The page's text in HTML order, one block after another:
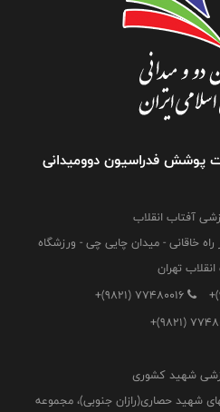
فدراسیون دوومیدانی
آفتاب انقلاب
راه خاقانی - میدان چایی چی - ورزشگاه
تهران
+(9821) 77480016
+(9821)
شهید کشوری
شهید حصاری(رازان جنوبی)، مجموعه